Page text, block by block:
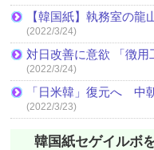
【韓国紙】執務室の
(2022/3/24)
対日改善に意欲 「徴
(2022/3/24)
「日米韓」復元へ 中
(2022/3/23)
韓国紙セゲイルボ